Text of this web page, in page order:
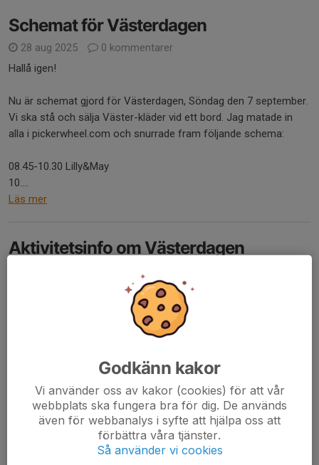
Schemat för Västerdagen
28 aug 2025
0 kommentarer
Hallå igen!
Nu är schemat gjord för Västerdagen, Söndag den 7 september.
Vi ska stå och sälja Väster-kläder vid ett bord. Jag matade in
alla i pickerwheel.com och snurrade fram följande schema:
08.45-10.30 Lilly&May
10....
Läs mer
Aktivitetsinfo om Västerdagen
Hej gänget! Hoppas alla haft en grym sommar.
Här kommer lite info från aktivitetssidan om höstens höjdpunkt,
Västerdagen den 7 september.
- Samla in pengar till lotteripresenter (swisha 30kr per barn till...
Läs mer
Säsongen 2025!
Godkänn kakor
Vi använder oss av kakor (cookies) för att vår
webbplats ska fungera bra för dig. De används
även för webbanalys i syfte att hjälpa oss att
förbättra våra tjänster.
Så använder vi cookies